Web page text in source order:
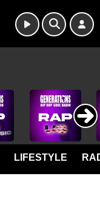
LIFESTYLE